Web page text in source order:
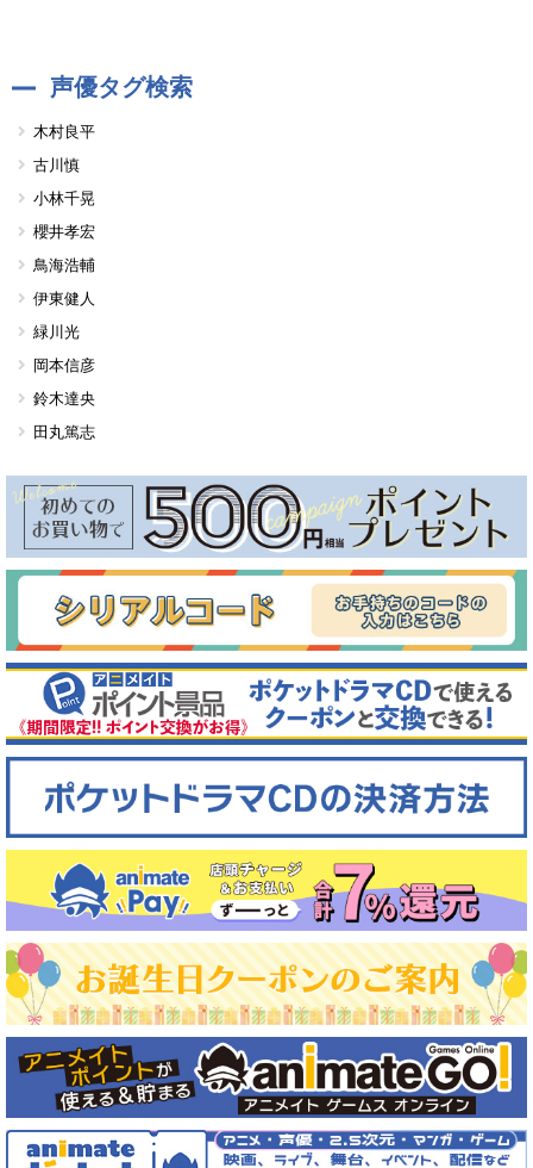
声優タグ検索
木村良平
古川慎
小林千晃
櫻井孝宏
鳥海浩輔
伊東健人
緑川光
岡本信彦
鈴木達央
田丸篤志